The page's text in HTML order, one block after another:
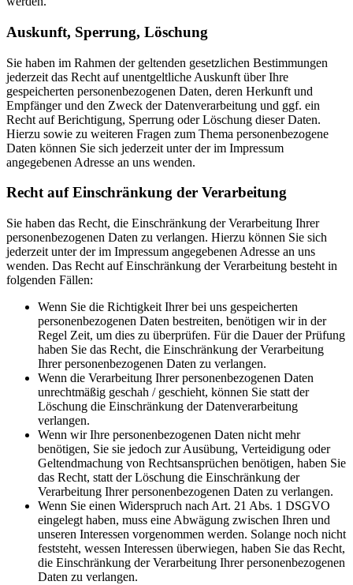
Auskunft, Sperrung, Löschung
Sie haben im Rahmen der geltenden gesetzlichen Bestimmungen
jederzeit das Recht auf unentgeltliche Auskunft über Ihre
gespeicherten personenbezogenen Daten, deren Herkunft und
Empfänger und den Zweck der Datenverarbeitung und ggf. ein
Recht auf Berichtigung, Sperrung oder Löschung dieser Daten.
Hierzu sowie zu weiteren Fragen zum Thema personenbezogene
Daten können Sie sich jederzeit unter der im Impressum
angegebenen Adresse an uns wenden.
Recht auf Einschränkung der Verarbeitung
Sie haben das Recht, die Einschränkung der Verarbeitung Ihrer
personenbezogenen Daten zu verlangen. Hierzu können Sie sich
jederzeit unter der im Impressum angegebenen Adresse an uns
wenden. Das Recht auf Einschränkung der Verarbeitung besteht in
folgenden Fällen:
Wenn Sie die Richtigkeit Ihrer bei uns gespeicherten
personenbezogenen Daten bestreiten, benötigen wir in der
Regel Zeit, um dies zu überprüfen. Für die Dauer der Prüfung
haben Sie das Recht, die Einschränkung der Verarbeitung
Ihrer personenbezogenen Daten zu verlangen.
Wenn die Verarbeitung Ihrer personenbezogenen Daten
unrechtmäßig geschah / geschieht, können Sie statt der
Löschung die Einschränkung der Datenverarbeitung
verlangen.
Wenn wir Ihre personenbezogenen Daten nicht mehr
benötigen, Sie sie jedoch zur Ausübung, Verteidigung oder
Geltendmachung von Rechtsansprüchen benötigen, haben Sie
das Recht, statt der Löschung die Einschränkung der
Verarbeitung Ihrer personenbezogenen Daten zu verlangen.
Wenn Sie einen Widerspruch nach Art. 21 Abs. 1 DSGVO
eingelegt haben, muss eine Abwägung zwischen Ihren und
unseren Interessen vorgenommen werden. Solange noch nicht
feststeht, wessen Interessen überwiegen, haben Sie das Recht,
die Einschränkung der Verarbeitung Ihrer personenbezogenen
Daten zu verlangen.